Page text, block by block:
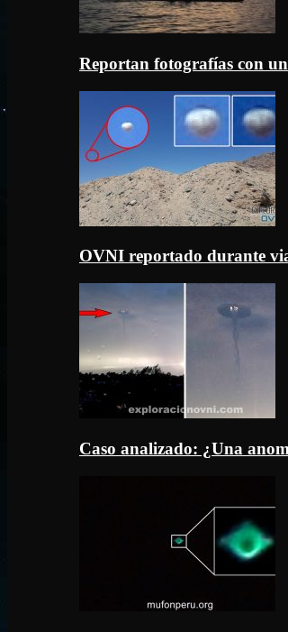
Reportan fotografías con
OVNI reportado durante
Caso analizado: ¿Una